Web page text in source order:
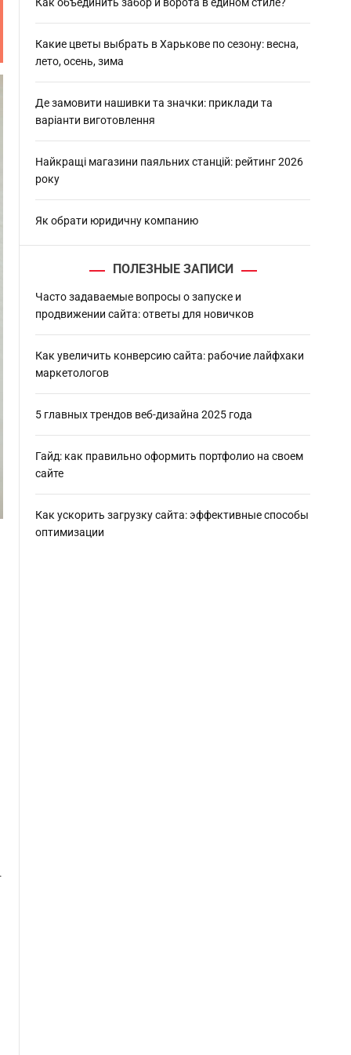
Какие цветы выбрать в Харькове по сезону: весна,
лето, осень, зима
Де замовити нашивки та значки: приклади та
варіанти виготовлення
Найкращі магазини паяльних станцій: рейтинг 2026
року
Як обрати юридичну компанию
ПОЛЕЗНЫЕ ЗАПИСИ
Часто задаваемые вопросы о запуске и
продвижении сайта: ответы для новичков
Как увеличить конверсию сайта: рабочие лайфхаки
маркетологов
5 главных трендов веб-дизайна 2025 года
Гайд: как правильно оформить портфолио на своем
сайте
Как ускорить загрузку сайта: эффективные способы
оптимизации